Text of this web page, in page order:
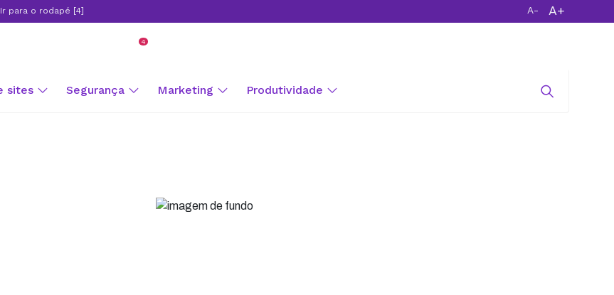
Ir para o rodapé [4] A- A+
4
sites Segurança Marketing Produtividade